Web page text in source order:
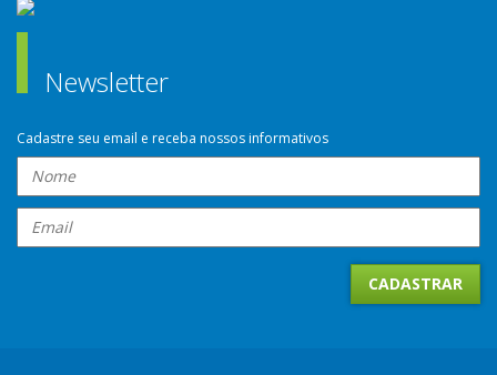
Newsletter
Cadastre seu email e receba nossos informativos